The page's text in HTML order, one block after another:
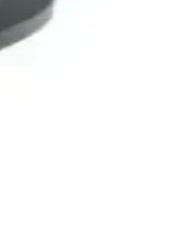
oluyoruz.